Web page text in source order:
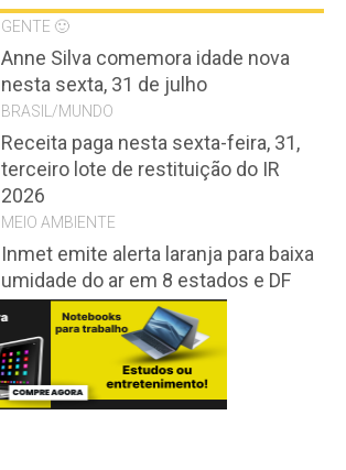
GENTE 🙂
Anne Silva comemora idade nova
nesta sexta, 31 de julho
BRASIL/MUNDO
Receita paga nesta sexta-feira, 31,
terceiro lote de restituição do IR
2026
MEIO AMBIENTE
Inmet emite alerta laranja para baixa
umidade do ar em 8 estados e DF